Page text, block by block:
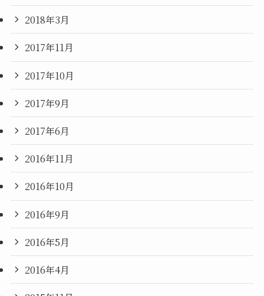
2018年3月
2017年11月
2017年10月
2017年9月
2017年6月
2016年11月
2016年10月
2016年9月
2016年5月
2016年4月